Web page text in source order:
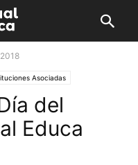
Asociadas
del
Educa